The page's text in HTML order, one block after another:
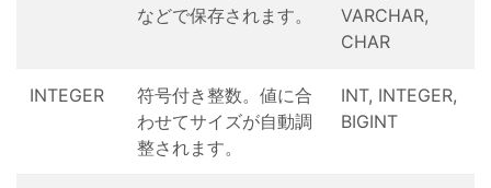
などで保存されます。
VARCHAR,
CHAR
INTEGER
符号付き整数。値に合
わせてサイズが自動調
整されます。
INT, INTEGER,
BIGINT